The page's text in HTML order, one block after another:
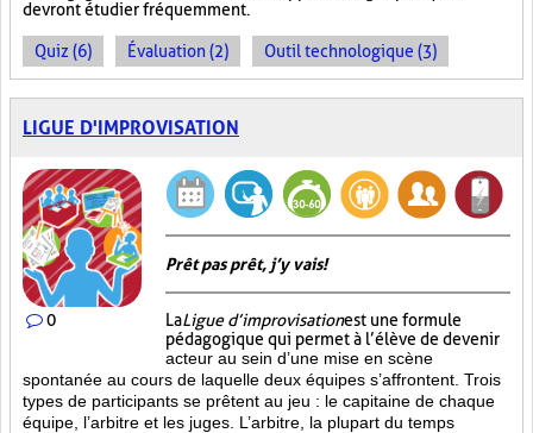
devront étudier fréquemment.
Quiz (6) Évaluation (2) Outil technologique (3)
LIGUE D'IMPROVISATION
0
Prêt pas prêt, j’y vais!
LaLigue d’improvisationest une formule
pédagogique qui permet à l’élève de devenir
acteur au sein d’une mise en scène
spontanée au cours de laquelle deux équipes s’affrontent. Trois
types de participants se prêtent au jeu : le capitaine de chaque
équipe, l’arbitre et les juges. L’arbitre, la plupart du temps